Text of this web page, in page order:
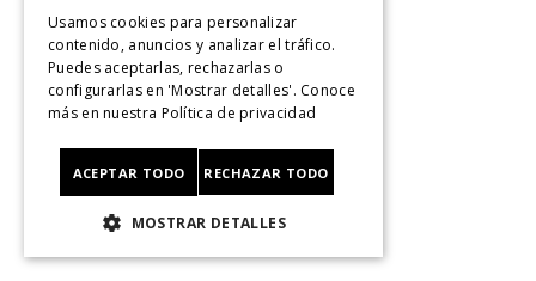
Usamos cookies para personalizar
contenido, anuncios y analizar el tráfico.
Puedes aceptarlas, rechazarlas o
configurarlas en 'Mostrar detalles'. Conoce
más en nuestra Política de privacidad
ACEPTAR TODO RECHAZAR TODO
MOSTRAR DETALLES